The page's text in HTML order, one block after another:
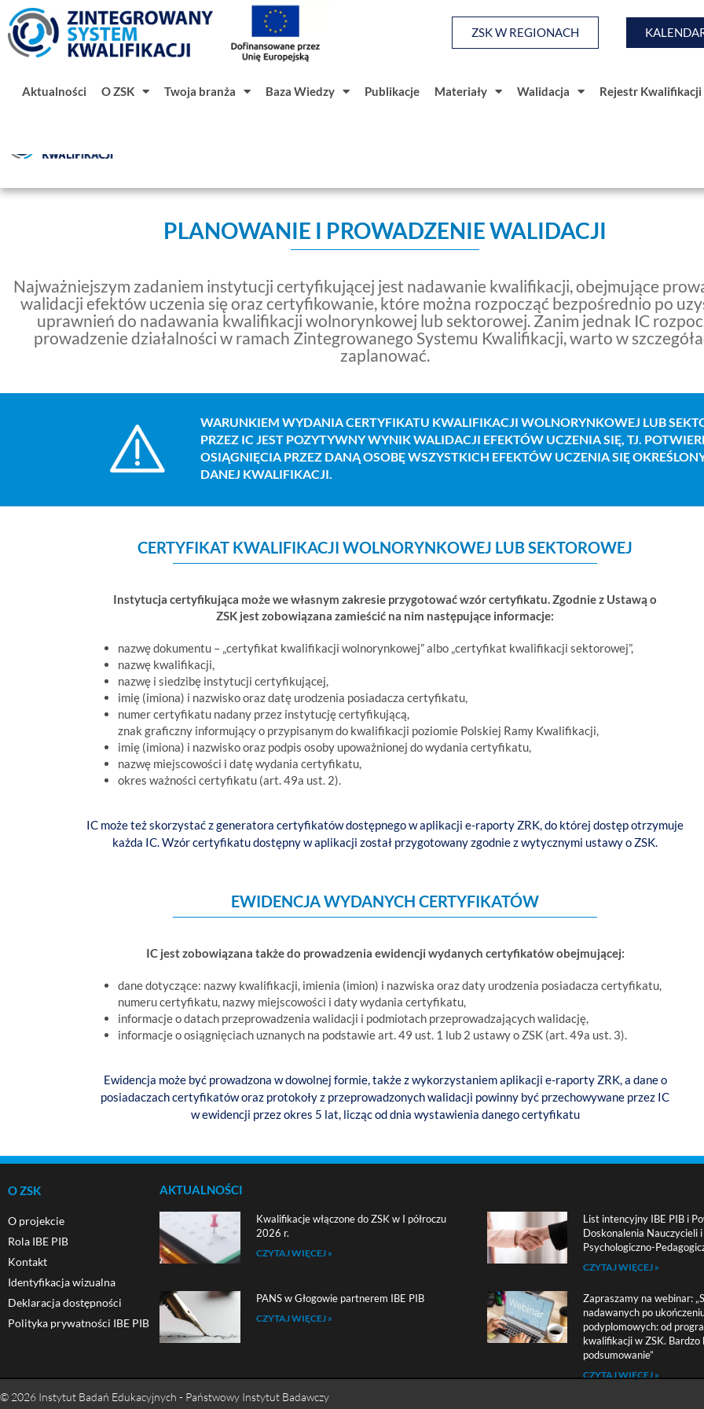
ZSK W REGIONACH
Aktualności O ZSK Twoja branża Baza Wiedzy Publikacje Materiały Walidacja Rejestr Kwalifikacji
PLANOWANIE I PROWADZENIE WALIDACJI
Najważniejszym zadaniem instytucji certyfikującej jest nadawanie kwalifikacji, obejmujące
walidacji efektów uczenia się oraz certyfikowanie, które można rozpocząć bezpośrednio po
uprawnień do nadawania kwalifikacji wolnorynkowej lub sektorowej. Zanim jednak IC
prowadzenie działalności w ramach Zintegrowanego Systemu Kwalifikacji, warto w
zaplanować.
WARUNKIEM WYDANIA CERTYFIKATU KWALIFIKACJI WOLNORYNKOWEJ LUB
PRZEZ IC JEST POZYTYWNY WYNIK WALIDACJI EFEKTÓW UCZENIA SIĘ, TJ.
OSIĄGNIĘCIA PRZEZ DANĄ OSOBĘ WSZYSTKICH EFEKTÓW UCZENIA SIĘ
DANEJ KWALIFIKACJI.
CERTYFIKAT KWALIFIKACJI WOLNORYNKOWEJ LUB SEKTOROWEJ
Instytucja certyfikująca może we własnym zakresie przygotować wzór certyfikatu. Zgodnie z Ustawą o
ZSK jest zobowiązana zamieścić na nim następujące informacje:
nazwę dokumentu – „certyfikat kwalifikacji wolnorynkowej” albo „certyfikat kwalifikacji sektorowej”,
nazwę kwalifikacji,
nazwę i siedzibę instytucji certyfikującej,
imię (imiona) i nazwisko oraz datę urodzenia posiadacza certyfikatu,
numer certyfikatu nadany przez instytucję certyfikującą,
znak graficzny informujący o przypisanym do kwalifikacji poziomie Polskiej Ramy Kwalifikacji,
imię (imiona) i nazwisko oraz podpis osoby upoważnionej do wydania certyfikatu,
nazwę miejscowości i datę wydania certyfikatu,
okres ważności certyfikatu (art. 49a ust. 2).
IC może też skorzystać z generatora certyfikatów dostępnego w aplikacji e-raporty ZRK, do której dostęp otrzymuje
każda IC. Wzór certyfikatu dostępny w aplikacji został przygotowany zgodnie z wytycznymi ustawy o ZSK.
EWIDENCJA WYDANYCH CERTYFIKATÓW
IC jest zobowiązana także do prowadzenia ewidencji wydanych certyfikatów obejmującej:
dane dotyczące: nazwy kwalifikacji, imienia (imion) i nazwiska oraz daty urodzenia posiadacza certyfikatu,
numeru certyfikatu, nazwy miejscowości i daty wydania certyfikatu,
informacje o datach przeprowadzenia walidacji i podmiotach przeprowadzających walidację,
informacje o osiągnięciach uznanych na podstawie art. 49 ust. 1 lub 2 ustawy o ZSK (art. 49a ust. 3).
Ewidencja może być prowadzona w dowolnej formie, także z wykorzystaniem aplikacji e-raporty ZRK, a dane o
posiadaczach certyfikatów oraz protokoły z przeprowadzonych walidacji powinny być przechowywane przez IC
w ewidencji przez okres 5 lat, licząc od dnia wystawienia danego certyfikatu
O ZSK
O projekcie
Rola IBE PIB
Kontakt
Identyfikacja wizualna
Deklaracja dostępności
Polityka prywatności IBE PIB
AKTUALNOŚCI
Kwalifikacje włączone do ZSK w I półroczu
2026 r.
CZYTAJ WIĘCEJ »
List intencyjny IBE PIB i
Doskonalenia Nauczycieli
Psychologiczno-
CZYTAJ WIĘCEJ »
PANS w Głogowie partnerem IBE PIB
CZYTAJ WIĘCEJ »
Zapraszamy na webinar:
nadawanych po
podyplomowych: od
kwalifikacji w ZSK.
podsumowanie”
CZYTAJ WIĘCEJ »
© 2026 Instytut Badań Edukacyjnych - Państwowy Instytut Badawczy